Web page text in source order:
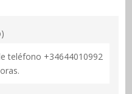
teléfono +34644010992